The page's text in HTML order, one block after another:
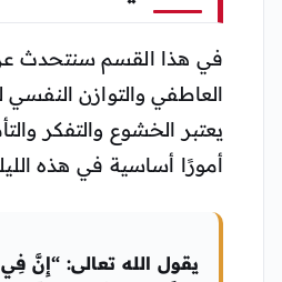
في هذا القسم سنتحدث عن
العاطفي والتوازن النفسي
يعتبر الخشوع والتفكر
أمورًا أساسية في هذه
يقول الله تعالى: “إِنَّ